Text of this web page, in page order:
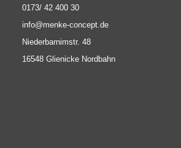
0173/ 42 400 30
info@menke-concept.de
Niederbarnimstr. 48
16548 Glienicke Nordbahn